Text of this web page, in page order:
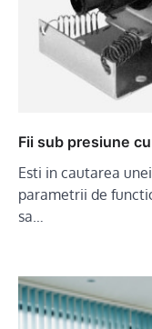
Fii sub presiune
Esti in cautarea
parametrii de
sa…